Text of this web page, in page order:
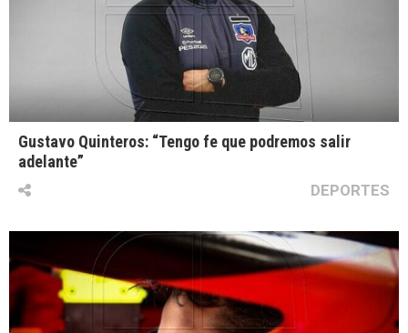
Gustavo Quinteros: “Tengo fe que podremos salir
adelante”
DEPORTES